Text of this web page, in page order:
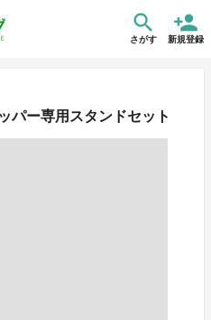
さがす 新規登録
パー専用スタンドセット